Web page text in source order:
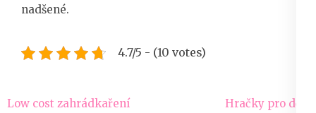
nadšené.
4.7/5 - (10 votes)
Navigace
Low cost zahrádkaření Hračky pro děti